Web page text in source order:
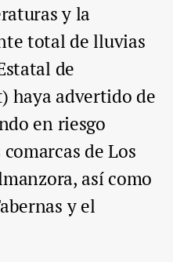
y la
total de lluvias
de
haya advertido de
en riesgo
de Los
así como
y el